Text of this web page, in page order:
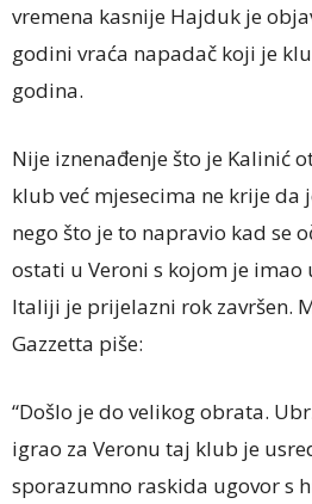
vremena kasnije Hajduk je
godini vraća napadač koji je
godina.
Nije iznenađenje što je Kalinić
klub već mjesecima ne krije da
nego što je to napravio kad se
ostati u Veroni s kojom je imao
Italiji je prijelazni rok završen.
Gazzetta piše:
“Došlo je do velikog obrata.
igrao za Veronu taj klub je
sporazumno raskida ugovor s